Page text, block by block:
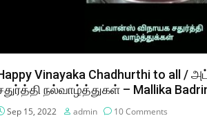
Vinayaka Chadhurthi to all /
நல்வாழ்த்துகள் – Mallika
Sep 15, 2022 admin 10 Comments